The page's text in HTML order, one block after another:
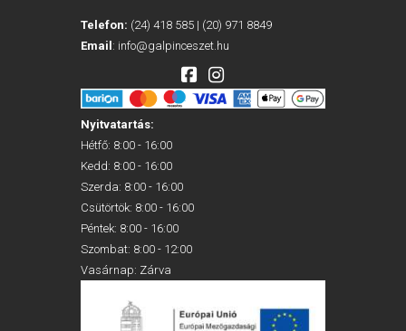
Telefon: (24) 418 585 | (20) 971 8849
Email : info@galpinceszet.hu
Nyitvatartás:
Hétfő: 8:00 - 16:00
Kedd: 8:00 - 16:00
Szerda: 8:00 - 16:00
Csütörtök: 8:00 - 16:00
Péntek: 8:00 - 16:00
Szombat: 8:00 - 12:00
Vasárnap: Zárva